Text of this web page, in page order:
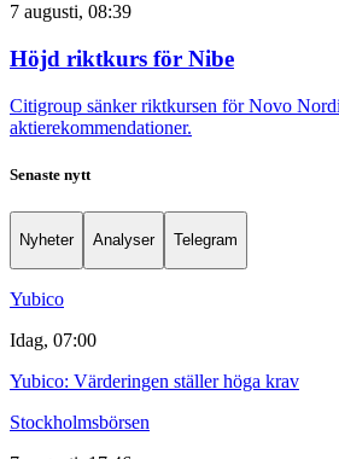
7 augusti, 08:39
Höjd riktkurs för Nibe
Citigroup sänker riktkursen för Novo
aktierekommendationer.
Senaste nytt
Nyheter Analyser Telegram
Yubico
Idag, 07:00
Yubico: Värderingen ställer höga krav
Stockholmsbörsen